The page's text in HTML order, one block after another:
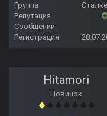
Группа
Репутация
Сообщений
Регистрация
Hitamori
Новичок